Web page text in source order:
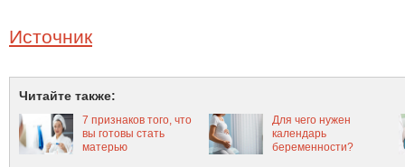
Источник
Читайте также:
7 признаков того, что
вы готовы стать
матерью
Для чего нужен
календарь
беременности?